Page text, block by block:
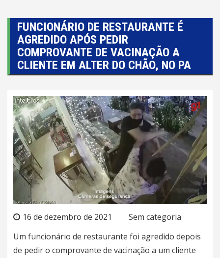
FUNCIONÁRIO DE RESTAURANTE É
AGREDIDO APÓS PEDIR
COMPROVANTE DE VACINAÇÃO A
CLIENTE EM ALTER DO CHÃO, NO PA
16 de dezembro de 2021
Sem categoria
Um funcionário de restaurante foi agredido depois
de pedir o comprovante de vacinação a um cliente